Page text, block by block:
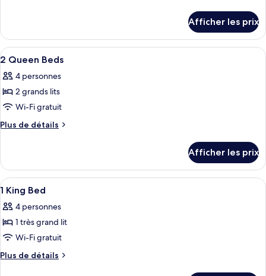
chambre :
Double
Rooms
-
Non-
Smoking
Double
Rooms
-
Smoking
Afficher les prix
Afficher
toutes
les
photos
pour
ce
chambre :
2
Queen
Beds
Une chambre d’hôtel avec deux lits,
9
2 Queen Beds
4 personnes
2 grands lits
Wi-Fi gratuit
Plus de détails
Plus
2
Queen
Beds
Afficher les prix
Afficher
toutes
les
photos
pour
ce
Une chambre d’hôtel avec un
10
1 King Bed
4 personnes
1 très grand lit
Wi-Fi gratuit
Plus de détails
Plus